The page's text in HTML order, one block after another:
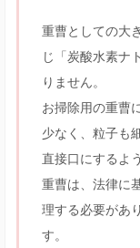
重曹としての大
じ「炭酸水素ナ
りません。
お掃除用の重曹
少なく、粒子も
直接口にするよ
重曹は、法律に
理する必要があ
す。